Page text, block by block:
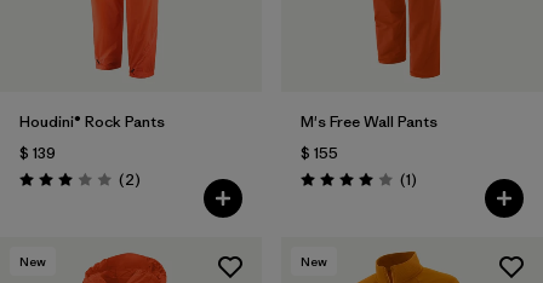
Houdini® Rock Pants
$ 139
Valoración: 3.0 / 5
(2Comentarios
)
M's Free Wall Pants
$ 155
Valoración: 4.0 / 5
(1Comentarios
)
New New